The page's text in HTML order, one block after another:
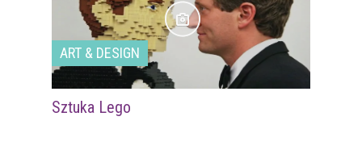
ART & DESIGN
Sztuka Lego